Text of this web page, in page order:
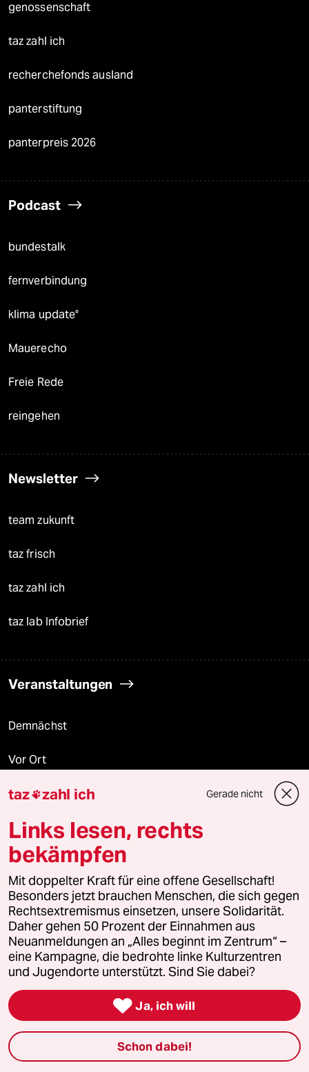
genossenschaft
taz zahl ich
recherchefonds ausland
panterstiftung
panterpreis 2026
Podcast
bundestalk
fernverbindung
klima update°
Mauerecho
Freie Rede
reingehen
Newsletter
team zukunft
taz frisch
taz zahl ich
taz lab Infobrief
Veranstaltungen
Demnächst
Vor Ort
Live im Stream
Vergangene
taz lab 2027
Mehr taz Lesestoff
taz Blogs
taz FUTURZWEI
Le Monde diplomatique
taz zahl ich Gerade nicht
Links lesen, rechts
bekämpfen
Mit doppelter Kraft für eine offene Gesellschaft!
Besonders jetzt brauchen Menschen, die sich gegen
Rechtsextremismus einsetzen, unsere Solidarität.
Daher gehen 50 Prozent der Einnahmen aus
Neuanmeldungen an „Alles beginnt im Zentrum“ –
eine Kampagne, die bedrohte linke Kulturzentren
und Jugendorte unterstützt. Sind Sie dabei?
 Ja, ich will
Schon dabei!